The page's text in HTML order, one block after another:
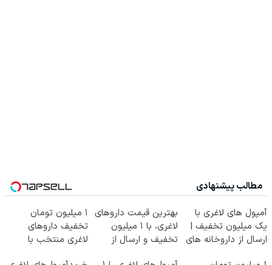
مطالب پیشنهادی
آمپول های لاغری با
یک میلیون تخفیف |
ارسال از داروخانه های
بهترین قیمت داروهای
لاغری، با ۱ میلیون
تخفیف و ارسال از
۱ میلیون تومان
تخفیف داروهای
لاغری منتخب با